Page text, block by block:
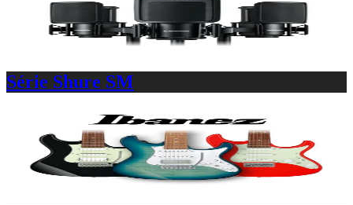
Série Shure SM